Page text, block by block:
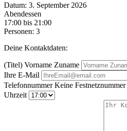
Datum: 3. September 2026
Abendessen
17:00 bis 21:00
Personen: 3
Deine Kontaktdaten:
(Titel) Vorname Zuname
Ihre E-Mail
TelefonnummerKeine Festnetznummer
Uhrzeit